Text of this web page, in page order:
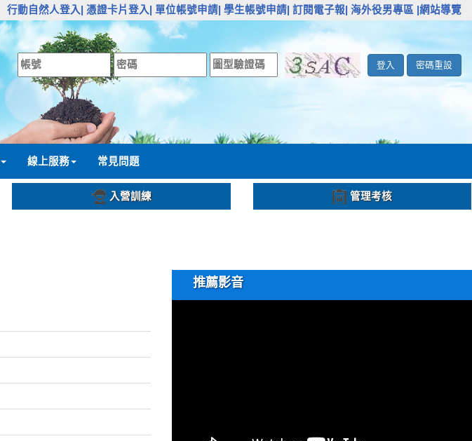
行動自然人登入| 憑證卡片登入| 單位帳號申請| 學生帳號申請| 訂閱電子報| 海外役男專區 |網站導覽
登入 密碼重設
線上服務 常見問題
入營訓練 管理考核
推薦影音